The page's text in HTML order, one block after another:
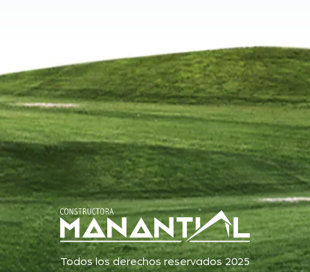
Todos los derechos reservados 2025